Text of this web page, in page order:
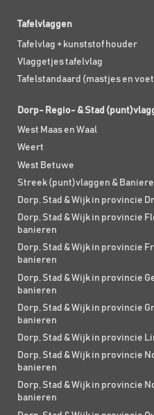
Tafelvlaggen
Tafelvlag + kunststof houder
Vlaggetjes tafelvlag
Tafelstandaard (mastjes en
Dorp- Regio- & Stad
West Maas en Waal
Weert
West Betuwe
Streek (punt)vlaggen &
Dorp, Stad & Wijk in provincie
Dorp, Stad & Wijk in provincie
banieren
Dorp, Stad & Wijk in provincie
banieren
Dorp, Stad & Wijk in provincie
banieren
Dorp, Stad & Wijk in provincie
banieren
Dorp, Stad & Wijk in provincie
Dorp, Stad & Wijk in provincie
banieren
Dorp, Stad & Wijk in provincie
banieren